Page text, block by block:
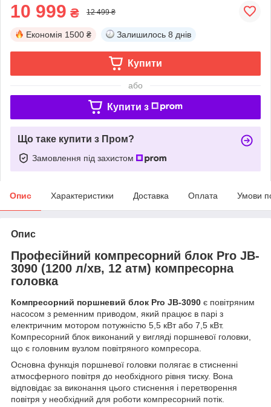
10 999 ₴ 12 499 ₴
Економія 1500 ₴ Залишилось 8 днів
Купити
або
Купити з
Що таке купити з Пром?
Замовлення під захистом
Опис Характеристики Доставка Оплата Умови
Опис
Професійний компресорний блок Pro JB-
3090 (1200 л/хв, 12 атм) компресорна
головка
Компресорний поршневий блок Pro JB-3090 є повітряним
насосом з ременним приводом, який працює в парі з
електричним мотором потужністю 5,5 кВт або 7,5 кВт.
Компресорний блок виконаний у вигляді поршневої головки,
що є головним вузлом повітряного компресора.
Основна функція поршневої головки полягає в стисненні
атмосферного повітря до необхідного рівня тиску. Вона
відповідає за виконання цього стиснення і перетворення
повітря у необхідний для роботи компресорний потік.